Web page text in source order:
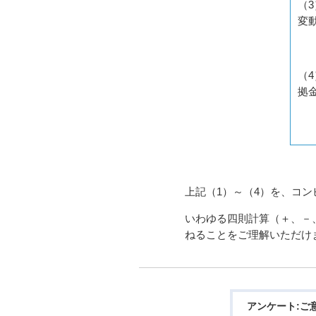
（
変
（
拠
上記（1）～（4）を、コ
いわゆる四則計算（＋、
ねることをご理解いただけ
アンケート:ご